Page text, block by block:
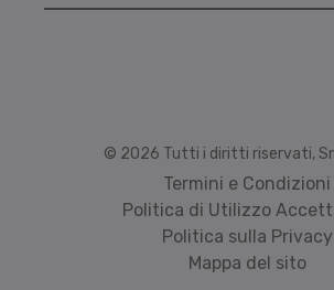
© 2026 Tutti i diritti riservati,
Termini e Condizioni
Politica di Utilizzo
Politica sulla Privacy
Mappa del sito